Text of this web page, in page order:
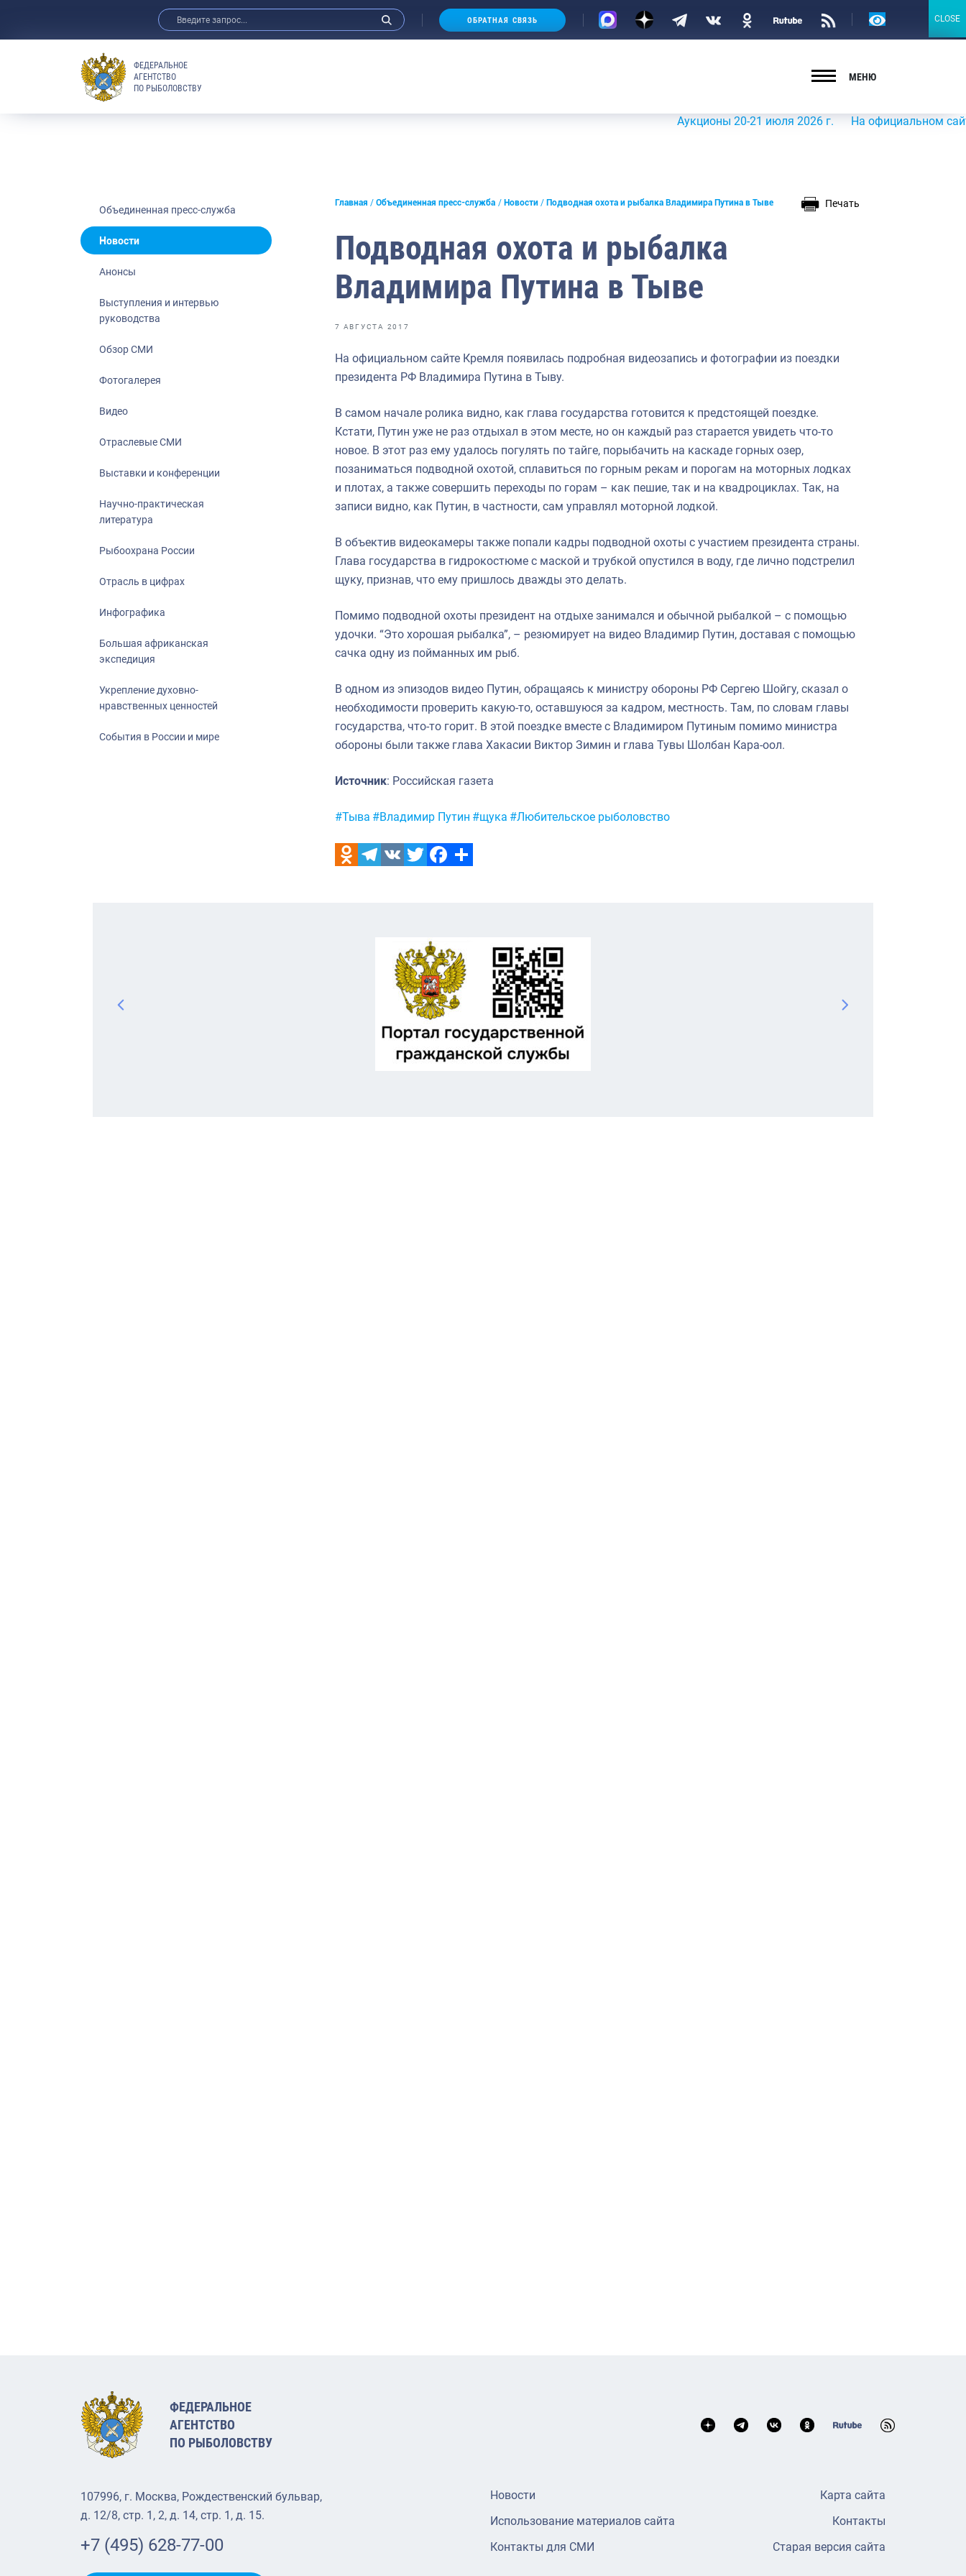
Анонсы
Отраслевые СМИ
Выставки и конференции
Научно-практическая литература
Рыбоохрана России
Отрасль в цифрах
События в России и мире
ОБРАТНАЯ СВЯЗЬ
Версия
ФЕДЕРАЛЬНОЕ
АГЕНТСТВО
ПО РЫБОЛОВСТВУ
МЕНЮ
Аукционы 20-21 июля 2026 г. На официальном сайте
Объединенная пресс-служба
Новости
Анонсы
Выступления и интервью
руководства
Обзор СМИ
Фотогалерея
Видео
Отраслевые СМИ
Выставки и конференции
Научно-практическая
литература
Рыбоохрана России
Отрасль в цифрах
Инфографика
Большая африканская
экспедиция
Укрепление духовно-
нравственных ценностей
События в России и мире
Главная Объединенная пресс-служба Новости Подводная охота и рыбалка Владимира Путина в Тыве Печать
Подводная охота и рыбалка
Владимира Путина в Тыве
7 АВГУСТА 2017
На официальном сайте Кремля появилась подробная видеозапись и фотографии из поездки
президента РФ Владимира Путина в Тыву.
В самом начале ролика видно, как глава государства готовится к предстоящей поездке.
Кстати, Путин уже не раз отдыхал в этом месте, но он каждый раз старается увидеть что-то
новое. В этот раз ему удалось погулять по тайге, порыбачить на каскаде горных озер,
позаниматься подводной охотой, сплавиться по горным рекам и порогам на моторных лодках
и плотах, а также совершить переходы по горам – как пешие, так и на квадроциклах. Так, на
записи видно, как Путин, в частности, сам управлял моторной лодкой.
В объектив видеокамеры также попали кадры подводной охоты с участием президента страны.
Глава государства в гидрокостюме с маской и трубкой опустился в воду, где лично подстрелил
щуку, признав, что ему пришлось дважды это делать.
Помимо подводной охоты президент на отдыхе занимался и обычной рыбалкой – с помощью
удочки. “Это хорошая рыбалка”, – резюмирует на видео Владимир Путин, доставая с помощью
сачка одну из пойманных им рыб.
В одном из эпизодов видео Путин, обращаясь к министру обороны РФ Сергею Шойгу, сказал о
необходимости проверить какую-то, оставшуюся за кадром, местность. Там, по словам главы
государства, что-то горит. В этой поездке вместе с Владимиром Путиным помимо министра
обороны были также глава Хакасии Виктор Зимин и глава Тувы Шолбан Кара-оол.
Источник: Российская газета
Метки:
#Тыва #Владимир Путин #щука #Любительское рыболовство
ФЕДЕРАЛЬНОЕ
АГЕНТСТВО
ПО РЫБОЛОВСТВУ
107996, г. Москва, Рождественский бульвар,
д. 12/8, стр. 1, 2, д. 14, стр. 1, д. 15.
+7 (495) 628-77-00
Новости
Использование материалов сайта
Контакты для СМИ
Карта сайта
Контакты
Старая версия сайта
CLOSE
CLOSE